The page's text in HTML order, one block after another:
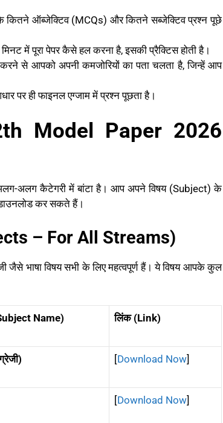
कितने ऑब्जेक्टिव (MCQs) और कितने सब्जेक्टिव प्रश्न पूछे
में पूरा पेपर कैसे हल करना है, इसकी प्रैक्टिस होती है।
से आपको अपनी कमजोरियों का पता चलता है, जिन्हें आप
पर ही फाइनल एग्जाम में प्रश्न पूछता है।
Model Paper 2026
अलग कैटेगरी में बांटा है। आप अपने विषय (Subject) के
कर सकते हैं।
– For All Streams)
जैसे भाषा विषय सभी के लिए महत्वपूर्ण हैं। ये विषय आपके कुल
Name) लिंक (Link)
[Download Now]
[Download Now]